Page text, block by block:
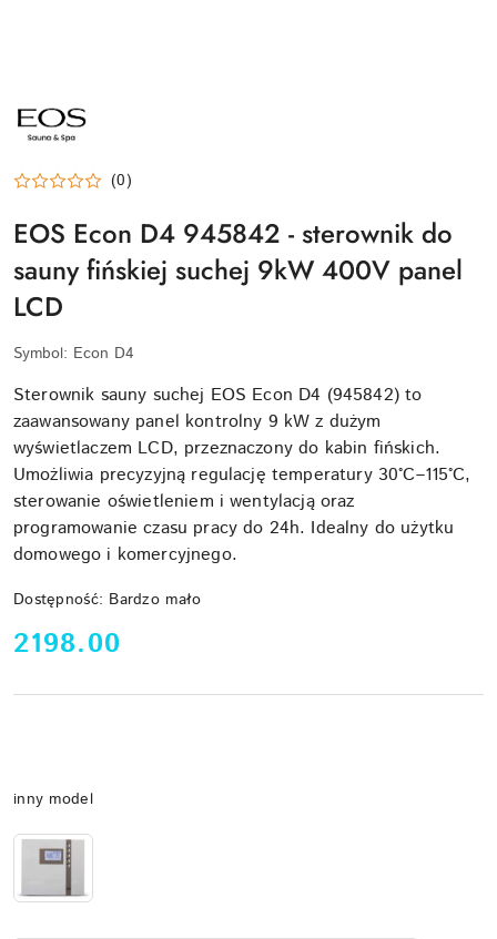
SAUNATECHNIK
–
NIEMIECKI
LUKSUSOWYCH
PIECÓW
STEROWNIKÓW
DO
DOSTĘPNYCH
BASEN.CLICK
(0)
EOS Econ D4 945842 - sterownik do
sauny fińskiej suchej 9kW 400V panel
LCD
Symbol: Econ D4
Sterownik sauny suchej EOS Econ D4 (945842) to
zaawansowany panel kontrolny 9 kW z dużym
wyświetlaczem LCD, przeznaczony do kabin fińskich.
Umożliwia precyzyjną regulację temperatury 30°C–115°C,
sterowanie oświetleniem i wentylacją oraz
programowanie czasu pracy do 24h. Idealny do użytku
domowego i komercyjnego.
Dostępność: Bardzo mało
cena:
2198.00
Wariant
inny model